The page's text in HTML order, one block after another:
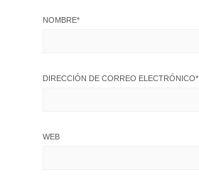
NOMBRE*
DIRECCIÓN DE CORREO ELECTRÓNICO*
WEB